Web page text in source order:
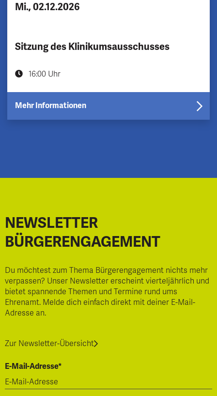
Mi., 02.12.2026
Sitzung des Klinikumsausschusses
16:00 Uhr
Mehr Informationen
NEWSLETTER
BÜRGERENGAGEMENT
Du möchtest zum Thema Bürgerengagement nichts mehr
verpassen? Unser Newsletter erscheint vierteljährlich und
bietet spannende Themen und Termine rund ums
Ehrenamt. Melde dich einfach direkt mit deiner E-Mail-
Adresse an.
Zur Newsletter-Übersicht
E-Mail-Adresse*